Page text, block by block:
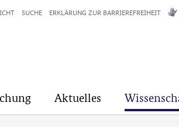
Aktuelles
SUCHE ERKLÄRUNG ZUR BARRIEREFREIHEIT